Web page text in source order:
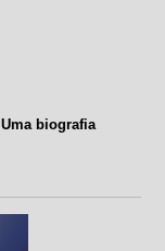
Uma biografia